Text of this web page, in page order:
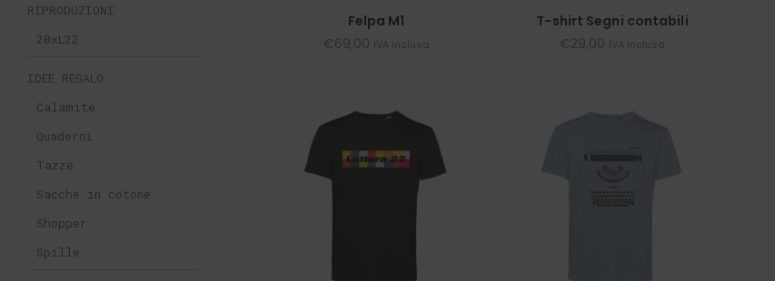
Felpa M1
€69,00 IVA inclusa
T-shirt Segni contabili
€29,00 IVA inclusa
RIPRODUZIONI
20xL22
IDEE REGALO
Calamite
Quaderni
Tazze
Sacche in cotone
Shopper
Spille